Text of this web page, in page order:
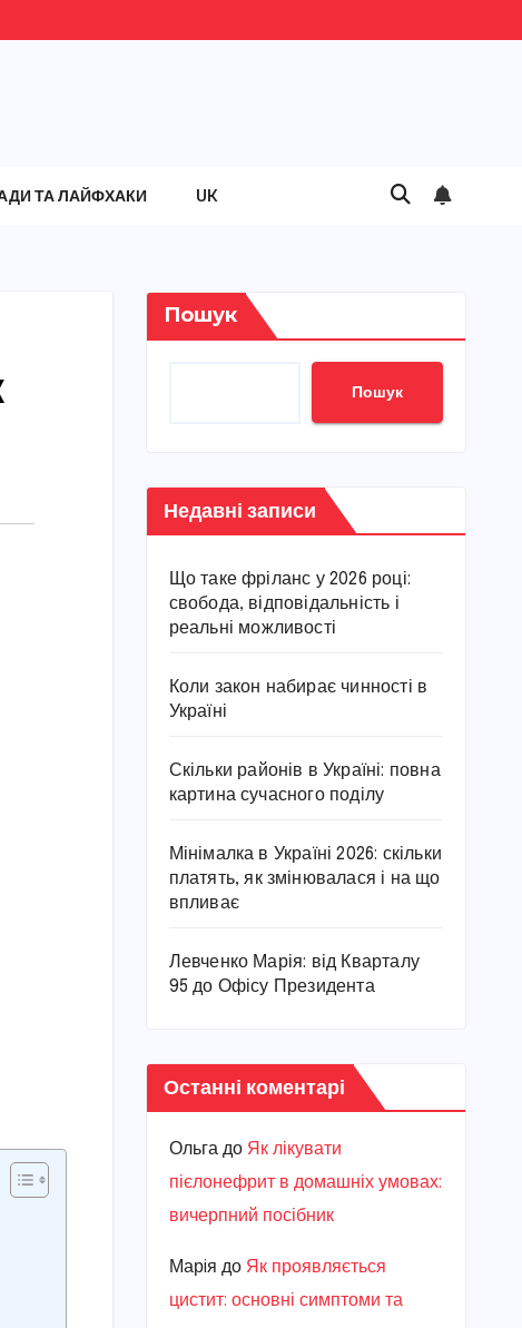
ТА ЛАЙФХАКИ UK
Пошук
Пошук
Недавні записи
Що таке фріланс у 2026 році:
свобода, відповідальність і
реальні можливості
Коли закон набирає чинності в
Україні
Скільки районів в Україні: повна
картина сучасного поділу
Мінімалка в Україні 2026: скільки
платять, як змінювалася і на що
впливає
Левченко Марія: від Кварталу
95 до Офісу Президента
Останні коментарі
Ольгадо Як лікувати
пієлонефрит в домашніх умовах:
вичерпний посібник
Марiя до Як проявляється
цистит: основні симптоми та